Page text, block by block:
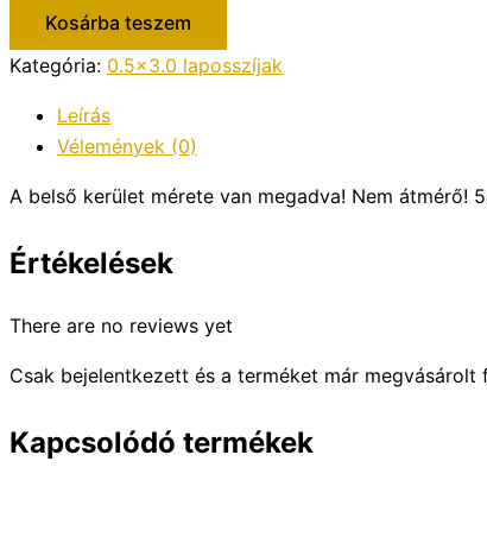
Kosárba teszem
Kategória: 0.5x3.0 laposszíjak
Leírás
Vélemények (0)
A belső kerület mérete van megadva! Nem átmérő!
Értékelések
There are no reviews yet
Csak bejelentkezett és a terméket már megvásárolt
Kapcsolódó termékek